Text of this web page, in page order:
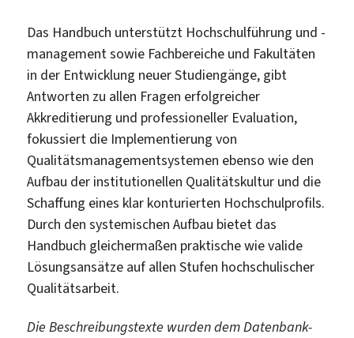
Das Handbuch unterstützt Hochschulführung und -
management sowie Fachbereiche und Fakultäten
in der Entwicklung neuer Studiengänge, gibt
Antworten zu allen Fragen erfolgreicher
Akkreditierung und professioneller Evaluation,
fokussiert die Implementierung von
Qualitätsmanagementsystemen ebenso wie den
Aufbau der institutionellen Qualitätskultur und die
Schaffung eines klar konturierten Hochschulprofils.
Durch den systemischen Aufbau bietet das
Handbuch gleichermaßen praktische wie valide
Lösungsansätze auf allen Stufen hochschulischer
Qualitätsarbeit.
Die Beschreibungstexte wurden dem Datenbank-